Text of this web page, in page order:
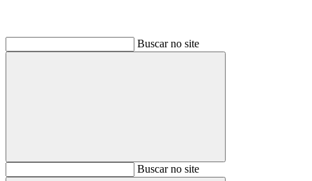
Buscar no site
BuscarBuscar no site